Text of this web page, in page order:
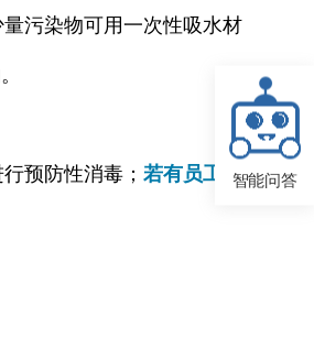
污染物可用一次性吸水材
预防性消毒； 若有员工或智能问答